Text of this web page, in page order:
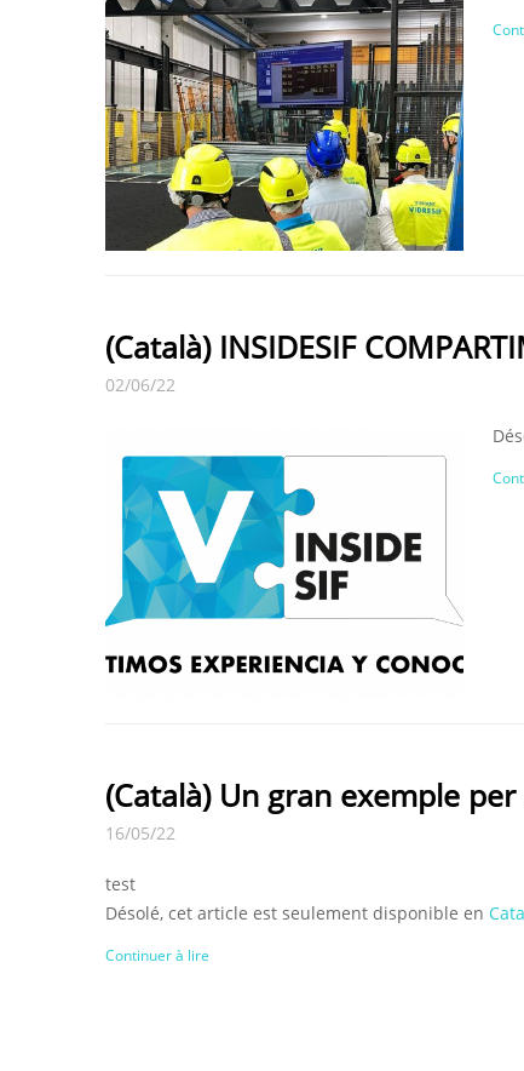
(Català) INSIDESIF
02/06/22
(Català) Un gran exemple
16/05/22
test
Désolé, cet article est seulement disponible en
Continuer à lire